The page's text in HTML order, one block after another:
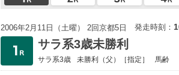
2006年2月11日（土曜） 2回京都5日 発走時刻：
サラ系3歳未勝利
サラ系3歳 未勝利 （父）［指定］ 馬齢